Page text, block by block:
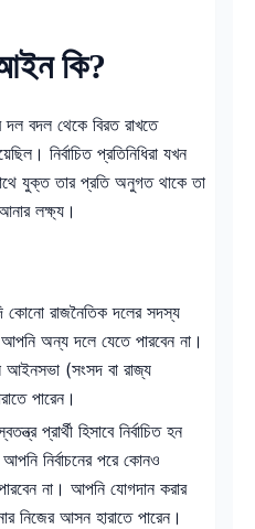
কি?
দল বদল থেকে বিরত রাখতে
নির্বাচিত প্রতিনিধিরা যখন
যুক্ত তার প্রতি অনুগত থাকে তা
লক্ষ্য।
কোনো রাজনৈতিক দলের সদস্য
আপনি অন্য দলে যেতে পারবেন না।
(সংসদ বা রাজ্য
পারেন।
প্রার্থী হিসাবে নির্বাচিত হন
নির্বাচনের পরে কোনও
না। আপনি যোগদান করার
নিজের আসন হারাতে পারেন।